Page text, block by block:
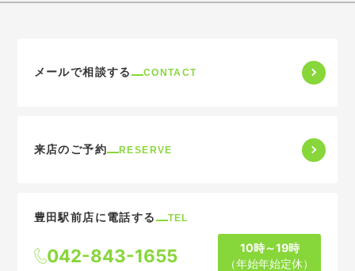
メールで相談する CONTACT
来店のご予約 RESERVE
豊田駅前店に電話する TEL
042-843-1655
10時～19時
（年始年始定休）